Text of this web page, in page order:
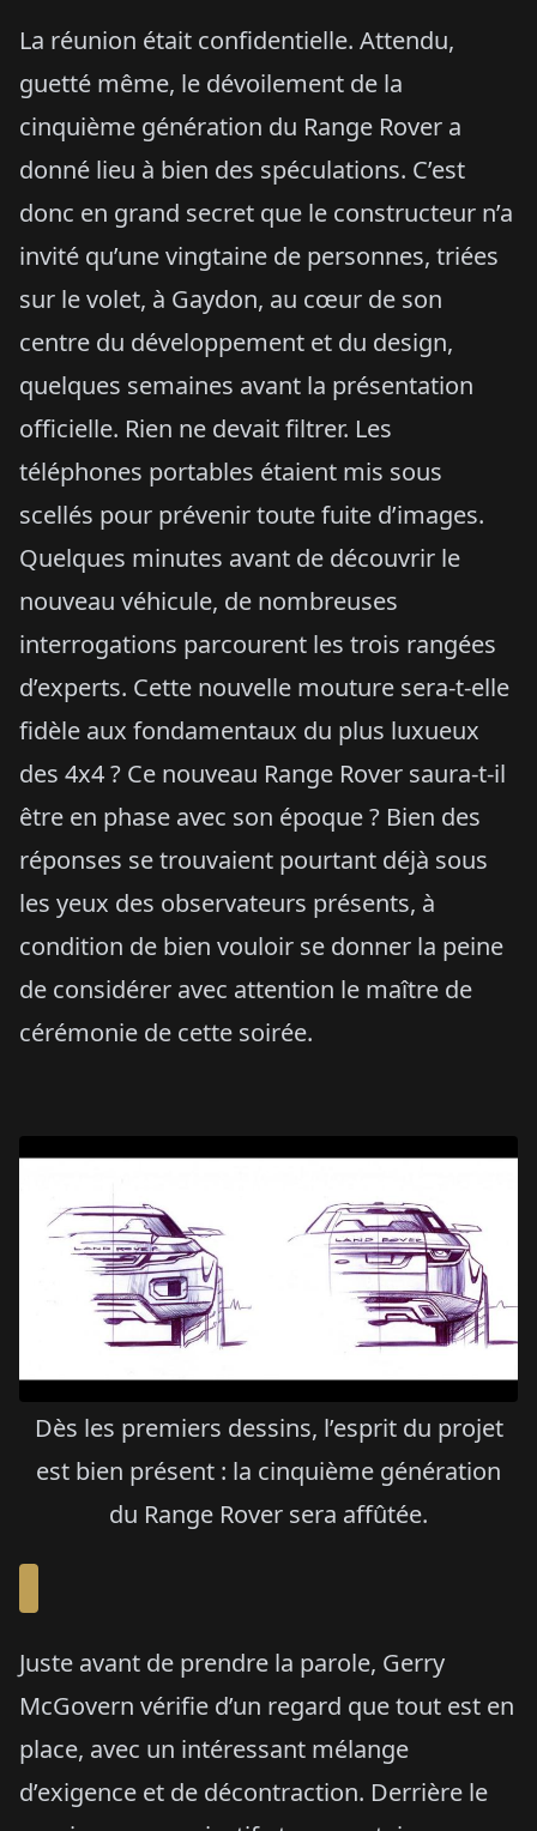
La réunion était confidentielle. Attendu,
guetté même, le dévoilement de la
cinquième génération du Range Rover a
donné lieu à bien des spéculations. C’est
donc en grand secret que le constructeur n’a
invité qu’une vingtaine de personnes, triées
sur le volet, à Gaydon, au cœur de son
centre du développement et du design,
quelques semaines avant la présentation
officielle. Rien ne devait filtrer. Les
téléphones portables étaient mis sous
scellés pour prévenir toute fuite d’images.
Quelques minutes avant de découvrir le
nouveau véhicule, de nombreuses
interrogations parcourent les trois rangées
d’experts. Cette nouvelle mouture sera-t-elle
fidèle aux fondamentaux du plus luxueux
des 4x4 ? Ce nouveau Range Rover saura-t-il
être en phase avec son époque ? Bien des
réponses se trouvaient pourtant déjà sous
les yeux des observateurs présents, à
condition de bien vouloir se donner la peine
de considérer avec attention le maître de
cérémonie de cette soirée.
Dès les premiers dessins, l’esprit du projet
est bien présent : la cinquième génération
du Range Rover sera affûtée.
Juste avant de prendre la parole, Gerry
McGovern vérifie d’un regard que tout est en
place, avec un intéressant mélange
d’exigence et de décontraction. Derrière le